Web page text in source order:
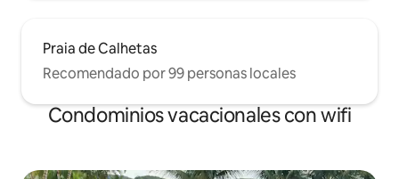
Praia de Calhetas
Recomendado por 99 personas locales
Condominios vacacionales con wifi